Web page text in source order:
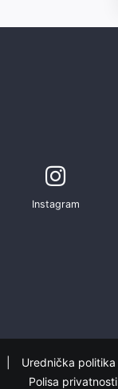
Instagram
Urednička politika
Polisa privatnosti